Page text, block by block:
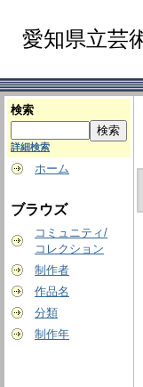
愛知県立芸
検索
詳細検索
ホーム
ブラウズ
コミュニティ/
コレクション
制作者
作品名
分類
制作年